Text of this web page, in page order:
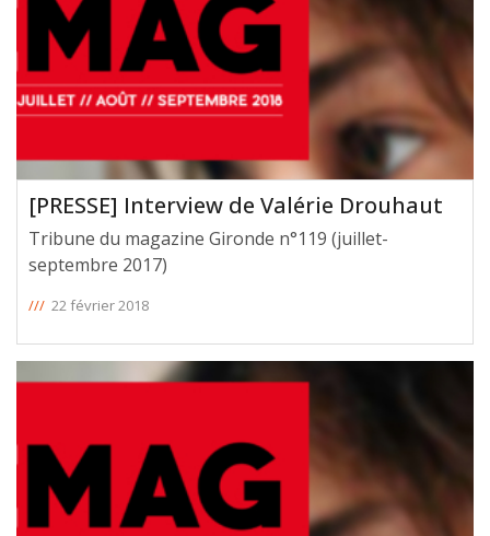
[PRESSE] Interview de Valérie Drouhaut
Tribune du magazine Gironde n°119 (juillet-
septembre 2017)
/// 22 février 2018